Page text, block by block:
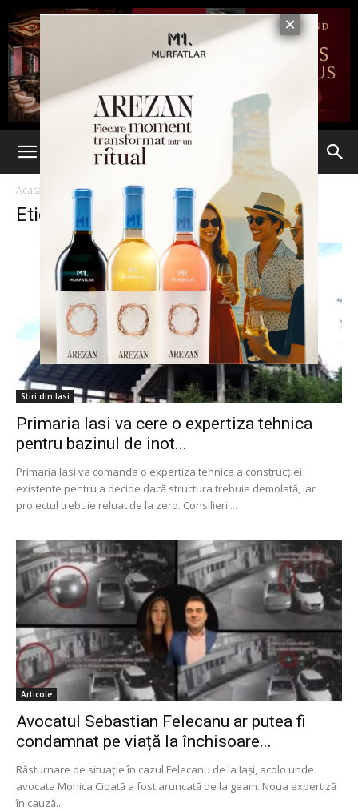
Acasă Etichete Expertiza
Etichetă: expertiza
Stiri din Iasi
Primaria Iasi va cere o expertiza tehnica
pentru bazinul de inot...
Primaria Iasi va comanda o expertiza tehnica a construcției
existente pentru a decide dacă structura trebuie demolată, iar
proiectul trebuie reluat de la zero. Consilierii...
Articole
Avocatul Sebastian Felecanu ar putea fi
condamnat pe viață la închisoare...
Răsturnare de situație în cazul Felecanu de la Iași, acolo unde
avocata Monica Cioată a fost aruncată de la geam. Noua expertiză
în cauză...